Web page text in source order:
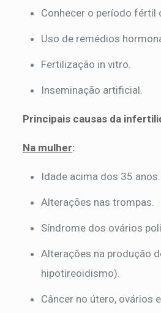
Conhecer o período fértil
Uso de remédios
Fertilização in vitro.
Inseminação artificial.
Principais causas da
Na mulher:
Idade acima dos 35 anos.
Alterações nas trompas.
Síndrome dos ovários
Alterações na produção
hipotireoidismo).
Câncer no útero, ovários